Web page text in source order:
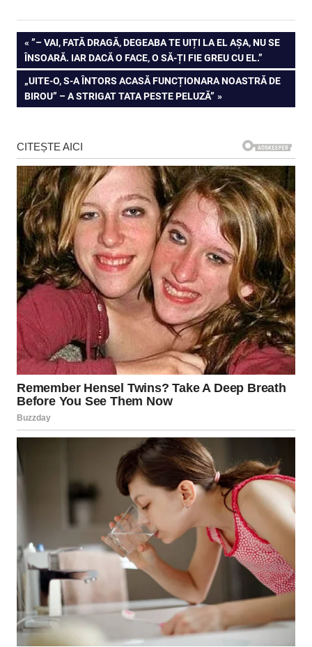
Navigare
în
articole
PREVIOUS
POST:
”– VAI, FATĂ DRAGĂ, DEGEABA TE UIȚI LA EL AȘA, NU SE
ÎNSOARĂ. IAR DACĂ O FACE, O SĂ-ȚI FIE GREU CU EL.”
NEXT
POST:
„UITE-O, S-A ÎNTORS ACASĂ FUNCȚIONARA NOASTRĂ DE
BIROU” – A STRIGAT TATA PESTE PELUZĂ”